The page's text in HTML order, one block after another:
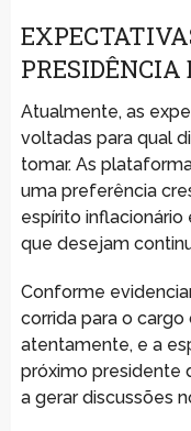
PRESIDÊNCIA
Atualmente, as
voltadas para qual
tomar. As
uma preferência
espírito
que desejam
Conforme
corrida para o
atentamente, e a
próximo presidente
a gerar discussões